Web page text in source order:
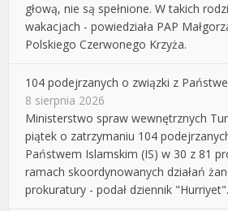
głową, nie są spełnione. W takich
wakacjach - powiedziała PAP
Polskiego Czerwonego Krzyża.
104 podejrzanych o związki z
8 sierpnia 2026
Ministerstwo spraw wewnętrznych
piątek o zatrzymaniu 104
Państwem Islamskim (IS) w 30 z 81
ramach skoordynowanych działań
prokuratury - podał dziennik "Hurriyet".